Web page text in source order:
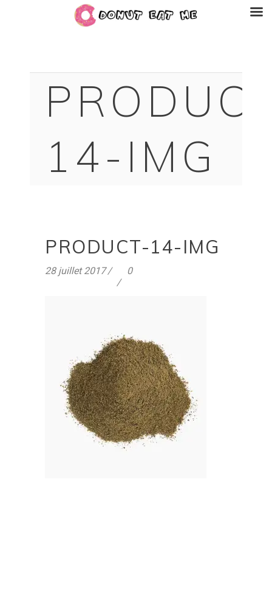
14-IMG
PRODUCT-14-IMG
28 juillet 2017 0